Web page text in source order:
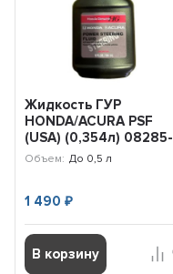
Жидкость ГУР
HONDA/ACURA PSF
(USA) (0,354л) 08285-
P99-0CZA3
Объем: До 0,5 л
1 490₽
В корзину